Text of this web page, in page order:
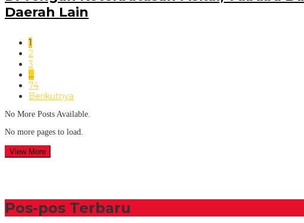
Daerah Lain
1
2
3
…
74
Berikutnya
No More Posts Available.
No more pages to load.
View More
Pos-pos Terbaru